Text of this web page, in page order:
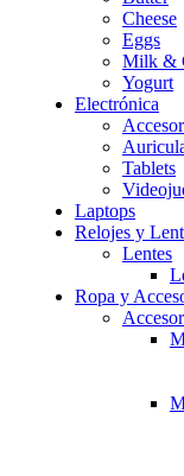
Cheese
Eggs
Milk &
Yogurt
Electrónica
Tablets
Laptops
Relojes y
Lentes
Ropa y